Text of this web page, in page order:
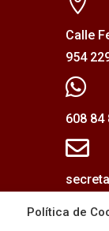
Política de
Calle
954

608 84
